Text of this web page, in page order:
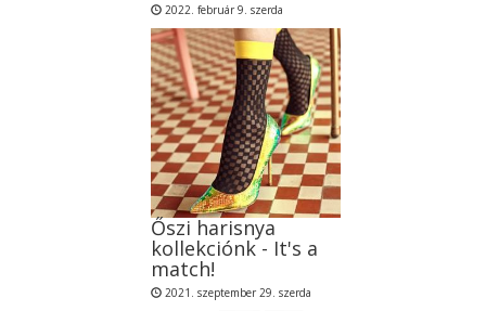
2022. február 9. szerda
Őszi harisnya
kollekciónk - It's a
match!
2021. szeptember 29. szerda